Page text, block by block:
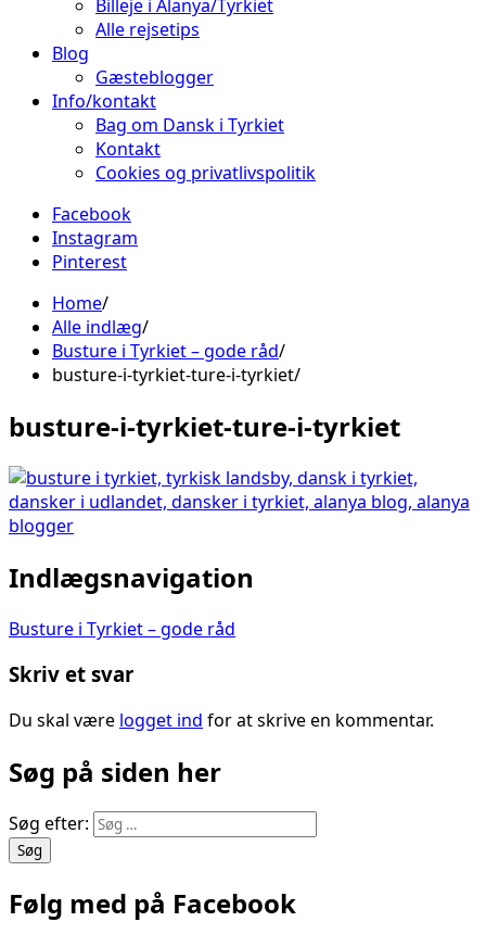
Billeje i Alanya/Tyrkiet
Alle rejsetips
Blog
Gæsteblogger
Info/kontakt
Bag om Dansk i Tyrkiet
Kontakt
Cookies og privatlivspolitik
Facebook
Instagram
Pinterest
Home
Alle indlæg
Busture i Tyrkiet – gode råd
busture-i-tyrkiet-ture-i-tyrkiet
busture-i-tyrkiet-ture-i-tyrkiet
Indlægsnavigation
Busture i Tyrkiet – gode råd
Skriv et svar
Du skal være logget ind for at skrive en kommentar.
Søg på siden her
Søg efter:
Følg med på Facebook